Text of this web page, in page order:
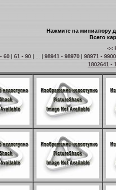
Нажмите на миниатюру
Всего
<<
60| 61 - 90| ... | 98941 - 98970| 98971 -
1802641 -